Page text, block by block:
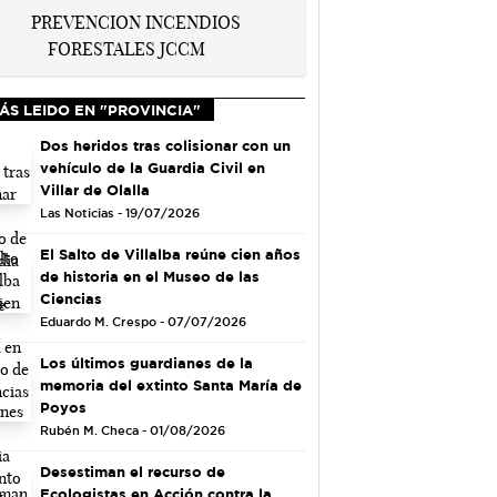
LEIDO EN "PROVINCIA"
Dos heridos tras colisionar con un
vehículo de la Guardia Civil en
Villar de Olalla
Las Noticias - 19/07/2026
El Salto de Villalba reúne cien años
de historia en el Museo de las
Ciencias
Eduardo M. Crespo - 07/07/2026
Los últimos guardianes de la
memoria del extinto Santa María de
Poyos
Rubén M. Checa - 01/08/2026
Desestiman el recurso de
Ecologistas en Acción contra la